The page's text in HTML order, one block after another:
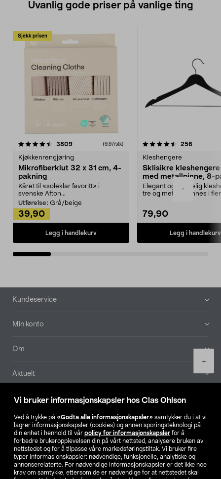
Vi bruker informasjonskapsler hos Clas Ohlson
Ved å trykke på «Godta alle informasjonskapsler» samtykker du i at vi
lagrer informasjonskapsler (cookies) og annen sporingsteknologi på
din enhet i henhold til vår policy for informasjonskapsler for å
forbedre brukeropplevelsen din på vårt nettsted, analysere bruken av
nettstedet og for å tilpasse våre markedsføringstiltak. Vi bruker fire
typer informasjonskapsler: nødvendige, funksjonelle, analytiske og
annonserelaterte. For nødvendige informasjonskapsler er det ikke noe
krav om samtykke, ettersom de er nødvendige for at nettstedet skal
-
+
Uvanlig gode priser på vanlige ting
Sjekk prisen
3809anmeldelser(9,97/stk)
Kjøkkenrengjøring
Mikrofiberklut 32 x 31 cm, 4-
pakning
Kåret til «soleklar favoritt» i
svenske Afton...
Utførelse: Grå/beige
39,90
Legg i handlekurv
4.5av 5 stjerner 256
Kleshengere
Sklisikre
med metallpinne, 8-
Elegant og skikkelig
tre og metall – finnes i
79,90
Legg i handlekurv
4.5av 5 stjerner
Bunntekst
Kundeservice
Min konto
Om
Aktuelt
Våre selskaper
Finn din butikk
SE NO FI